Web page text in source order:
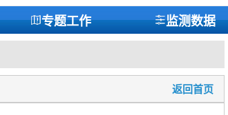
专题工作 监测数据
返回首页